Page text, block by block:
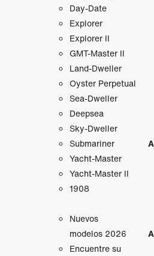
Day-Date
Explorer
Explorer II
GMT‑Master II
Land-Dweller
Oyster Perpetual
Sea-Dweller
Deepsea
Sky-Dweller
Submariner
Yacht-Master
Yacht-Master II
1908
Nuevos
modelos 2026
Encuentre su